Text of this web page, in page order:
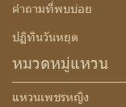
คำถามที่พบบ่อย
ปฏิทินวันหยุด
หมวดหมู่แหวน
แหวนเพชรหญิง